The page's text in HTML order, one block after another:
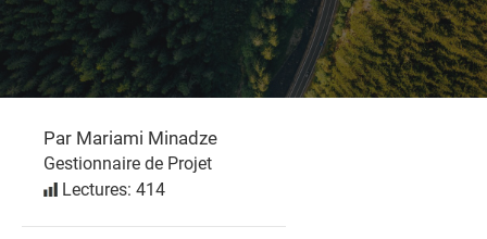
Par Mariami Minadze
Gestionnaire de Projet
Lectures: 414